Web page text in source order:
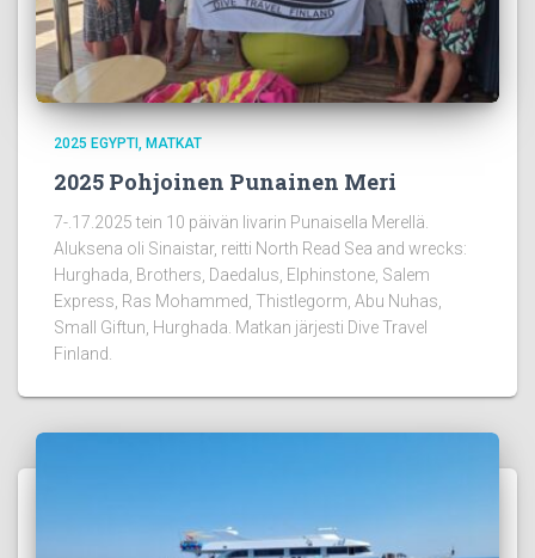
2025 EGYPTI MATKAT
2025 Pohjoinen Punainen Meri
7-.17.2025 tein 10 päivän livarin Punaisella Merellä.
Aluksena oli Sinaistar, reitti North Read Sea and wrecks:
Hurghada, Brothers, Daedalus, Elphinstone, Salem
Express, Ras Mohammed, Thistlegorm, Abu Nuhas,
Small Giftun, Hurghada. Matkan järjesti Dive Travel
Finland.